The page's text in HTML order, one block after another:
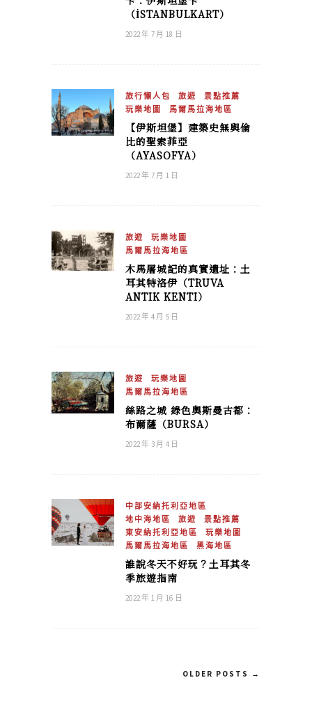
（İSTANBULKART）
2022 年 7 月 18 日
旅行懶人包 旅遊
景點推薦
玩樂地圖
馬爾馬拉海地區
【伊斯坦堡】建築史無與倫
比的聖索菲亞
（AYASOFYA）
2022 年 7 月 1 日
旅遊
玩樂地圖
馬爾馬拉海地區
木馬屠城記的真實遺址：土
耳其特洛伊（TRUVA
ANTIK KENTI）
2022 年 4 月 5 日
旅遊
玩樂地圖
馬爾馬拉海地區
絲路之城 綠色奧斯曼古都：
布爾薩（BURSA）
2022 年 3 月 4 日
中部安納托利亞地區
地中海地區
旅遊
景點推薦
東安納托利亞地區
玩樂地圖
馬爾馬拉海地區
黑海地區
誰說冬天不好玩？土耳其冬
季旅遊指南
2022 年 1 月 16 日
OLDER POSTS →